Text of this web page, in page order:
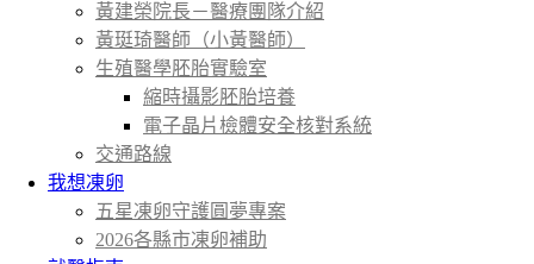
黃建榮院長－醫療團隊介紹
黃珽琦醫師（小黃醫師）
生殖醫學胚胎實驗室
縮時攝影胚胎培養
電子晶片檢體安全核對系統
交通路線
我想凍卵
五星凍卵守護圓夢專案
2026各縣市凍卵補助